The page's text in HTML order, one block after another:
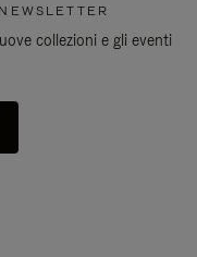
collezioni e gli eventi